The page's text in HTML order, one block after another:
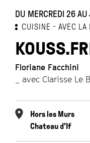
DU MERCREDI 26
CUISINE AVEC LA
Floriane Facchini
_ avec Clarisse
Hors les Murs
Chateau d'If